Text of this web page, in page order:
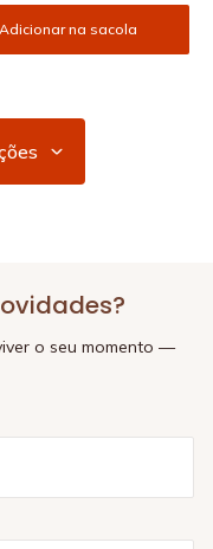
Adicionar na sacola
o seu momento —